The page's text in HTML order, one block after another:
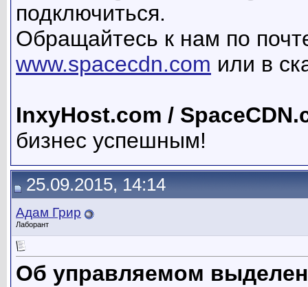
подключиться.
Обращайтесь к нам по
www.spacecdn.com или в
InxyHost.com /
бизнес успешным!
25.09.2015, 14:14
Адам Грир
Лаборант
Об управляемом